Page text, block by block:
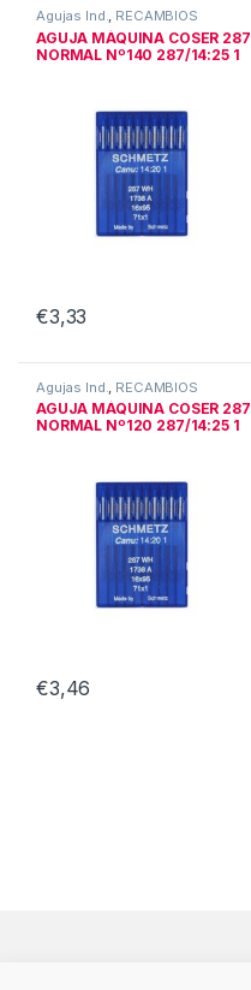
Agujas Ind., RECAMBIOS
INDUSTRIA
AGUJA MÁQUINA COSER 287
NORMAL Nº140 287/14:25 1
€3,33
Agujas Ind. RECAMBIOS
INDUSTRIA
AGUJA MÁQUINA COSER 287
NORMAL Nº120 287/14:25 1
€3,46